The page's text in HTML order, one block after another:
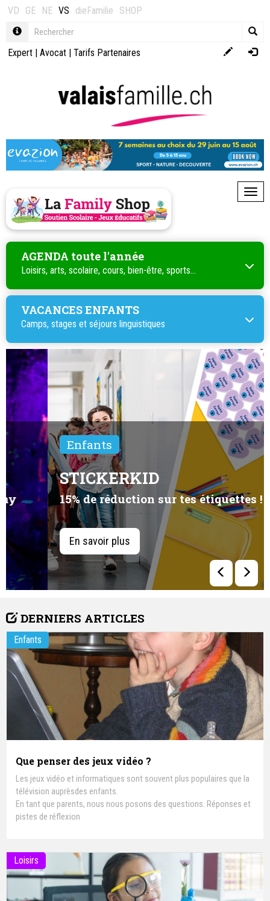
VD GE NE VS dieFamilie SHOP
Expert | Avocat | Tarifs Partenaires
AGENDA toute l'année
Loisirs, arts, scolaire, cours, bien-être, sports...
VACANCES ENFANTS
Camps, stages et séjours linguistiques
Enfants
STICKERKID
15% de réduction sur tes étiquettes !
En savoir plus
DERNIERS ARTICLES
Enfants
Que penser des jeux vidéo ?
Les jeux vidéo et informatiques sont souvent plus populaires que la
télévision auprèsdes enfants.
En tant que parents, nous nous posons des questions. Réponses et
pistes de réflexion
Loisirs